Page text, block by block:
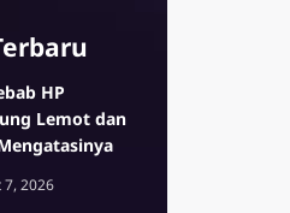
Galaxy Z Fold7 G
HP
Lemot dan
7, 2026